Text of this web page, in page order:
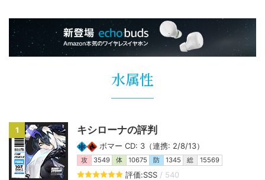
水属性
1 キシローナの評判
ボマー CD: 3（連携: 2/8/13）
攻 3549 体 10675 防 1345 総 15569
評価:SSS / 540